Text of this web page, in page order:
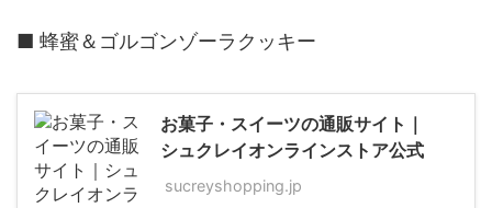
■ 蜂蜜＆ゴルゴンゾーラクッキー
お菓子・スイーツの通販サイト｜
シュクレイオンラインストア公式
sucreyshopping.jp